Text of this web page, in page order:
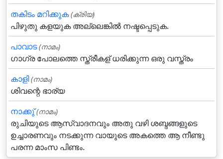
തകിടം മറിക്കുക (ക്രിയ)
പിഴുതു കളയുക അല്ലെങ്കില്‍ നഷ്ടപ്പെടുക.
പാവാട (നാമം)
ഗാഗ്ര പോലത്തെ സ്ത്രീകള് ധരിക്കുന്ന ഒരു വസ്ത്രം
കാളി (നാമം)
ശിവന്റെ ഭാര്യ
നാക്കു്‌ (നാമം)
രുചിയുടെ ആസ്വാദനവും അതു വഴി ശബ്ദങ്ങളുടെ
ഉച്ചാരണവും നടക്കുന്ന വായുടെ അകത്തെ ആ നീണ്ടു
പരന്ന മാംസ പിണ്ടം.